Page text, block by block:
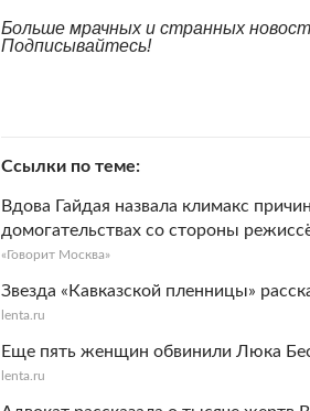
Больше мрачных и странных
Подписывайтесь!
Ссылки по теме
Вдова Гайдая назвала климакс
домогательствах со стороны
«Говорит Москва»
Звезда «Кавказской пленницы»
lenta.ru
Еще пять женщин обвинили Люка
lenta.ru